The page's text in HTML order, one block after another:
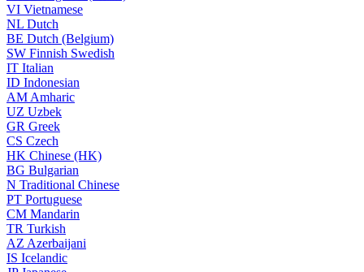
VI Vietnamese
NL Dutch
BE Dutch (Belgium)
SW Finnish Swedish
IT Italian
ID Indonesian
AM Amharic
UZ Uzbek
GR Greek
CS Czech
HK Chinese (HK)
BG Bulgarian
N Traditional Chinese
PT Portuguese
CM Mandarin
TR Turkish
AZ Azerbaijani
IS Icelandic